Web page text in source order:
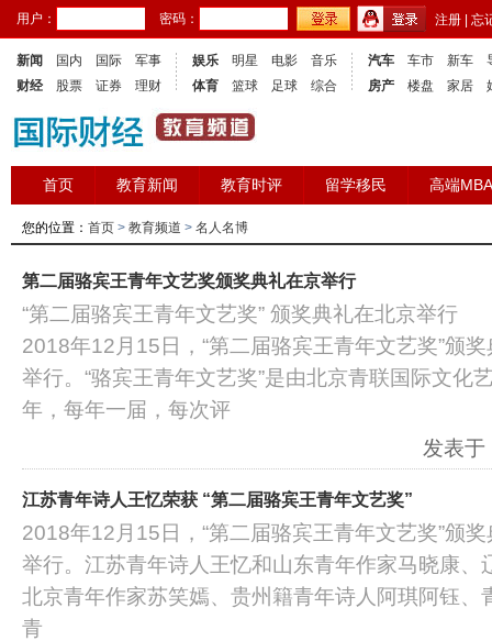
用户： 密码： 注册 忘
新闻 国内 国际
军事
财经
股票 证券 理财
娱乐 明星 电影
音乐
体育
篮球 足球 综合
汽车 车市 新车
房产
楼盘 家居
首页 教育新闻 教育时评 留学移民 高端MBA
您的位置： 首页 > 教育频道 > 名人名博
第二届骆宾王青年文艺奖颁奖典礼在京举行
“第二届骆宾王青年文艺奖” 颁奖典礼在北京举行
2018年12月15日，“第二届骆宾王青年文艺奖”颁
举行。“骆宾王青年文艺奖”是由北京青联国际文化
年，每年一届，每次评
发表
江苏青年诗人王忆荣获 “第二届骆宾王青年文艺奖”
2018年12月15日，“第二届骆宾王青年文艺奖”颁
举行。江苏青年诗人王忆和山东青年作家马晓康、
北京青年作家苏笑嫣、贵州籍青年诗人阿琪阿钰、
青